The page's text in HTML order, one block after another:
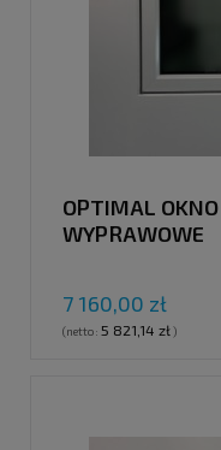
OPTIMAL
WYPRAWOWE
7 160,00 zł
(netto: 5 821,14 zł)